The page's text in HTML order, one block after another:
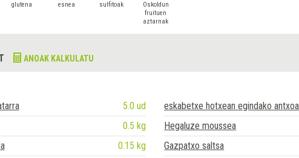
glutena esnea sulfitoak
Oskoldun
fruituen
aztarnak
ANOAK KALKULATU
5.0 ud eskabetxe hotxean egindako
0.5 kg Hegaluze moussea
0.15 kg Gazpatxo saltsa